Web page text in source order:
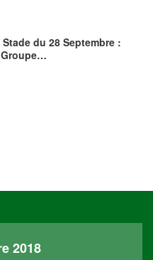
du 28 Septembre :
2018